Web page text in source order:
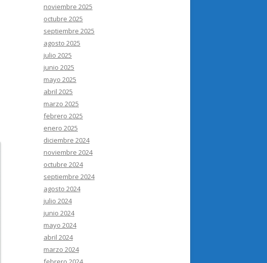
noviembre 2025
octubre 2025
septiembre 2025
agosto 2025
julio 2025
junio 2025
mayo 2025
abril 2025
marzo 2025
febrero 2025
enero 2025
diciembre 2024
noviembre 2024
octubre 2024
septiembre 2024
agosto 2024
julio 2024
junio 2024
mayo 2024
abril 2024
marzo 2024